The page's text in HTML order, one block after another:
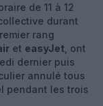
de 11 à 12
durant
rang
et easyJet , ont
dernier puis
annulé tous
pendant les trois